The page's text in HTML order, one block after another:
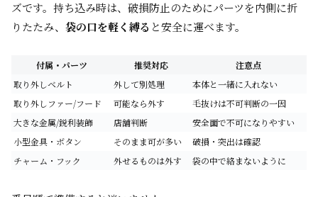
ズです。持ち込み時は、破損防止のためにパーツを内側に折
りたたみ、 袋の口を軽く縛る と安全に運べます。
付属・パーツ 推奨対応
注意点
取り外しベルト
外して別処理
本体と一緒に入れない
取り外しファー/フード
可能なら外す
毛抜けは不可判断の一因
大きな金属/鋭利装飾
店舗判断
安全面で不可になりやすい
小型金具・ボタン
そのまま可が多い
破損・突出は確認
チャーム・フック
外せるものは外す 袋の中で絡まないように